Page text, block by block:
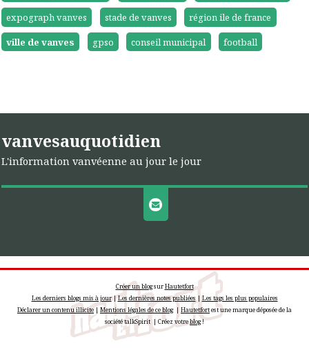
expograph vanves
stade de vanves
région ile de france
ville de vanves
gpso conseil municipal football
vanvesauquotidien
L'information vanvéenne au jour le jour
Créer un blogsurHautetfort
Les derniers blogs mis à jour|Les dernières notes publiées |Les tags les plus populaires
Déclarer un contenu illicite|Mentions légales de ce blog| Hautetfortest une marque déposée de la
société talkSpirit | Créez votreblog!